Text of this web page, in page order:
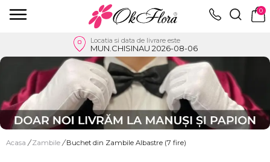
0
Locatia si data de livrare este
MUN.CHISINAU 2026-08-06
Acasa / Zambile / Buchet din Zambile Albastre (7 fire)